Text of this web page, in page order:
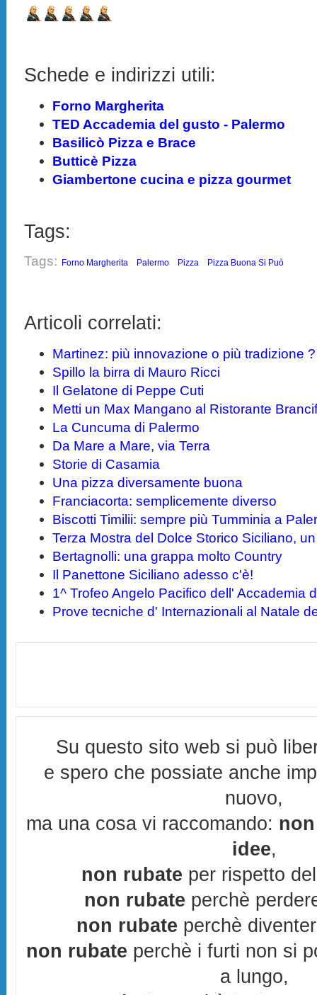
Schede e indirizzi utili:
Forno Margherita
TED Accademia del gusto - Palermo
Basilicò Pizza e Brace
Butticè Pizza
Giambertone cucina e pizza gourmet
Tags:
Tags: Forno Margherita Palermo Pizza Pizza Buona Si Può
Articoli correlati:
Martinez: più innovazione o più tradizione ?
Spillo la birra di Mauro Ricci
Il Gelatone di Peppe Cuti
Metti un Max Mangano al Ristorante
La Cuncuma di Palermo
Da Mare a Mare, via Terra
Storie di Casamia
Una pizza diversamente buona
Franciacorta: semplicemente diverso
Biscotti Timilii: sempre più Tumminia a
Terza Mostra del Dolce Storico Siciliano,
Bertagnolli: una grappa molto Country
Il Panettone Siciliano adesso c'è!
1^ Trofeo Angelo Pacifico dell' Accademia
Prove tecniche d' Internazionali al Natale
Su questo sito web si può
e spero che possiate anche
nuovo,
ma una cosa vi raccomando:
idee,
non rubate per rispetto
non rubate perchè
non rubate perchè
non rubate perchè i furti non si
a lungo,